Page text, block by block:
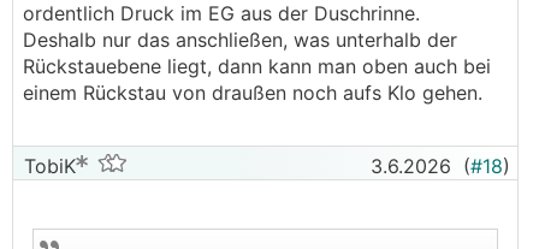
ordentlich Druck im EG aus der Duschrinne.
Deshalb nur das anschließen, was unterhalb der
Rückstauebene liegt, dann kann man oben auch bei
einem Rückstau von draußen noch aufs Klo gehen.
TobiK 3.6.2026 (#18)